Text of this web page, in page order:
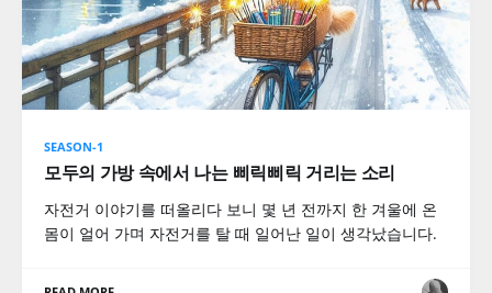
SEASON-1
모두의 가방 속에서 나는 삐릭삐릭 거리는 소리
자전거 이야기를 떠올리다 보니 몇 년 전까지 한 겨울에 온
몸이 얼어 가며 자전거를 탈 때 일어난 일이 생각났습니다.